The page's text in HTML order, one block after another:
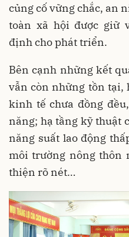
củng cố vững chắc, an
toàn xã hội được giữ
định cho phát triển.
Bên cạnh những kết
vẫn còn những tồn tại,
kinh tế chưa đồng
năng; hạ tầng kỹ thuật
năng suất lao động
môi trường nông thôn
thiện rõ nét…